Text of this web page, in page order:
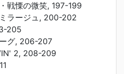
戦慄の微笑, 197-199
ラージュ, 200-202
205
グ, 206-207
2, 208-209